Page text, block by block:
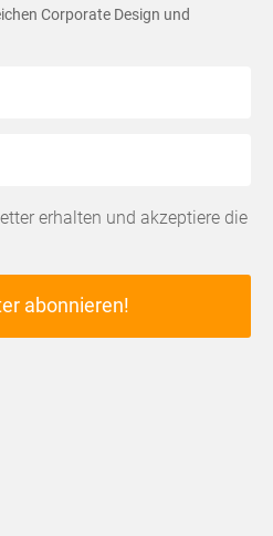
Corporate Design und
erhalten und akzeptiere die
abonnieren!